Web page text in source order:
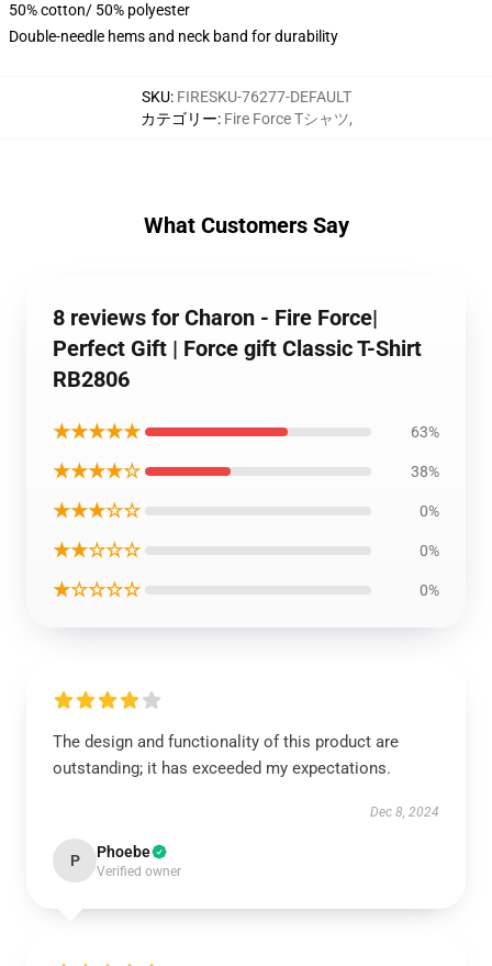
50% cotton/ 50% polyester
Double-needle hems and neck band for durability
SKU: FIRESKU-76277-DEFAULT
カテゴリー: Fire Force Tシャツ,
What Customers Say
8 reviews for Charon - Fire Force|
Perfect Gift | Force gift Classic T-Shirt
RB2806
★★★★★ 63%
★★★★☆ 38%
★★★☆☆ 0%
★★☆☆☆ 0%
★☆☆☆☆ 0%
The design and functionality of this product are
outstanding; it has exceeded my expectations.
Dec 8, 2024
P Phoebe
Verified owner